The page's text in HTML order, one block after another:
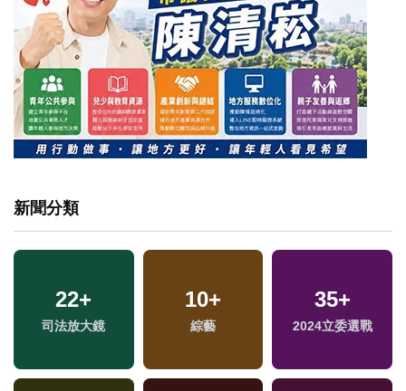
新聞分類
22+
司法放大鏡
10+
綜藝
35+
2024立委選戰